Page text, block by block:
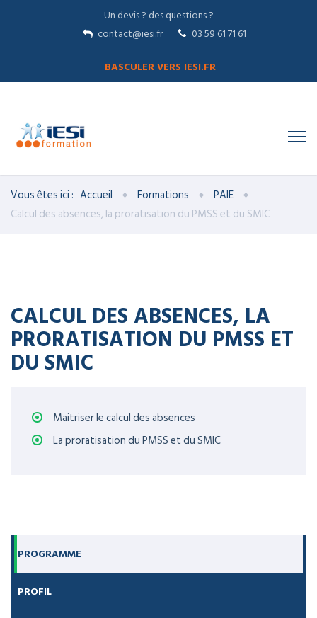
Un devis ? des questions ?
contact@iesi.fr
03 59 61 71 61
BASCULER VERS IESI.FR
Vous êtes ici : Accueil Formations
PAIE
Calcul des absences, la proratisation du PMSS et du SMIC
CALCUL DES ABSENCES, LA
PRORATISATION DU PMSS ET
DU SMIC
Maitriser le calcul des absences
La proratisation du PMSS et du SMIC
PROGRAMME
PROFIL